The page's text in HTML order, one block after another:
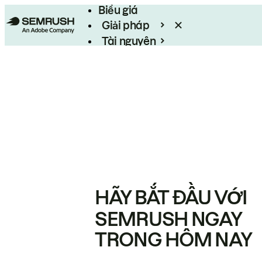
Biểu giá
Giải pháp
Tài nguyên
HÃY BẮT ĐẦU VỚI
SEMRUSH NGAY
TRONG HÔM NAY